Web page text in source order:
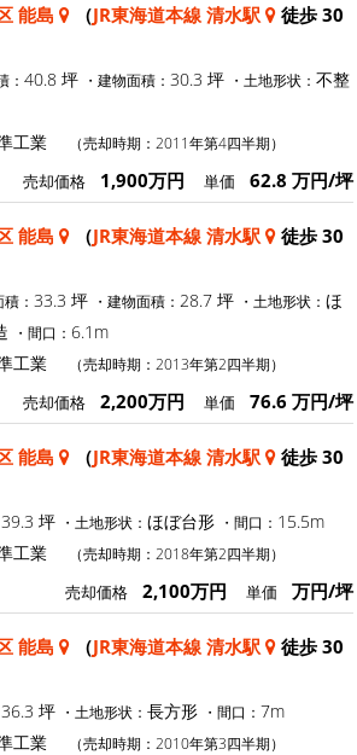
能島 （JR東海道本線 清水駅
徒歩 30
： 40.8 坪 ・建物面積： 30.3 坪 ・土地形状： 不整
工業 （売却時期：2011年第4四半期）
売却価格 1,900万円 単価 62.8 万円/坪
能島 （JR東海道本線 清水駅
徒歩 30
： 33.3 坪 ・建物面積： 28.7 坪 ・土地形状： ほ
・間口： 6.1m
工業 （売却時期：2013年第2四半期）
売却価格 2,200万円 単価 76.6 万円/坪
能島 （JR東海道本線 清水駅
徒歩 30
39.3 坪 ・土地形状： ほぼ台形 ・間口： 15.5m
工業 （売却時期：2018年第2四半期）
売却価格 2,100万円 単価 万円/坪
能島 （JR東海道本線 清水駅
徒歩 30
36.3 坪 ・土地形状： 長方形 ・間口： 7m
工業 （売却時期：2010年第3四半期）